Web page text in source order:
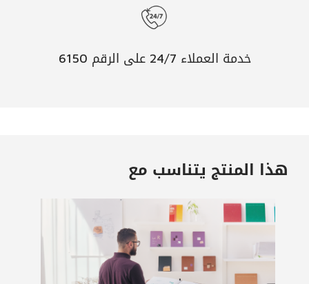
خدمة العملاء 24/7 على الرقم 6150
هذا المنتج يتناسب مع